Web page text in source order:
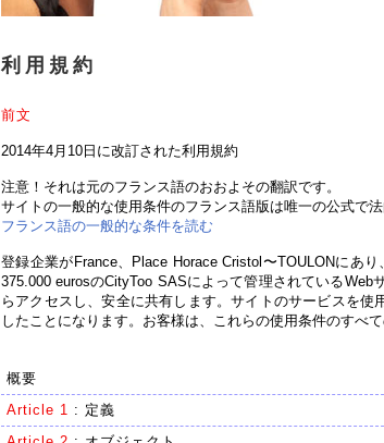
利用規約
前文
2014年4月10日に改訂された利用規約
注意！それは元のフランス語のおおよその翻訳です。
サイトの一般的な使用条件のフランス語版は唯一の公式で法
フランス語の一般的な条件を読む
登録企業がFrance、Place Horace Cristol〜TOULONにあ
375.000 eurosのCityToo SASによって管理されている
らアクセスし、安全に共有します。サイトのサービスを
したことになります。お客様は、これらの使用条件のすべ
概要
Article 1 : 定義